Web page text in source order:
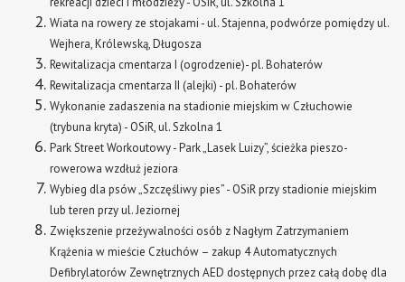
Wiata na rowery ze stojakami - ul. Stajenna, podwórze pomiędzy ul.
Wejhera, Królewską, Długosza
Rewitalizacja cmentarza I (ogrodzenie)- pl. Bohaterów
Rewitalizacja cmentarza II (alejki) - pl. Bohaterów
Wykonanie zadaszenia na stadionie miejskim w Człuchowie
(trybuna kryta) - OSiR, ul. Szkolna 1
Park Street Workoutowy - Park „Lasek Luizy”, ścieżka pieszo-
rowerowa wzdłuż jeziora
Wybieg dla psów „Szczęśliwy pies” - OSiR przy stadionie miejskim
lub teren przy ul. Jeziornej
Zwiększenie przeżywalności osób z Nagłym Zatrzymaniem
Krążenia w mieście Człuchów – zakup 4 Automatycznych
Defibrylatorów Zewnętrznych AED dostępnych przez całą dobę dla